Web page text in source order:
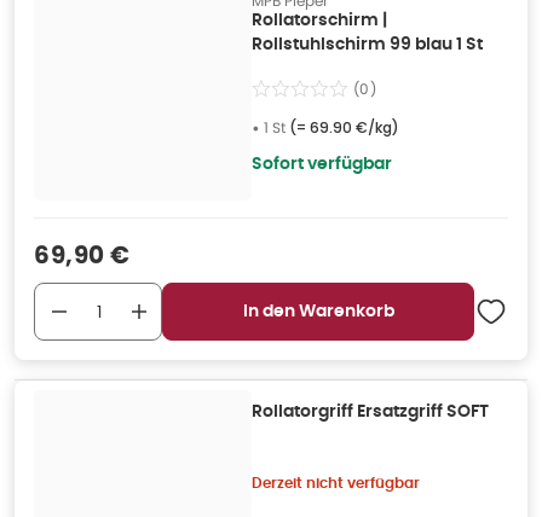
Rollatorschirm |
Rollstuhlschirm 99 blau 1 St
(0)
• 1 St (= 69.90 €/kg)
Sofort verfügbar
Verkaufspreis
69,90 €
In den Warenkorb
Rollatorgriff Ersatzgriff SOFT
Derzeit nicht verfügbar